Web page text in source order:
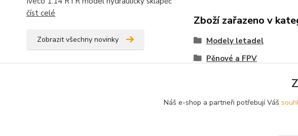
číst celé
Zobrazit všechny novinky
Zboží zařazeno v
Modely letadel
Pěnové a FPV
Náš e-shop a partneři potřebují Váš